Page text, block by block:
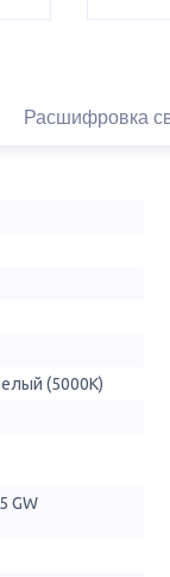
Расшифровка
(5000К)
GW